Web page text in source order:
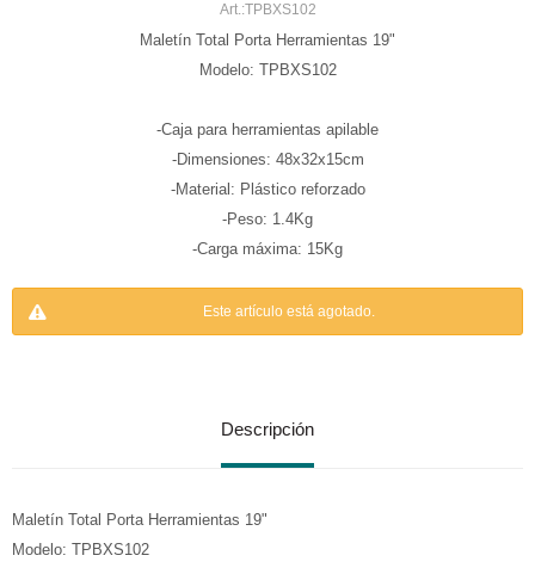
TPBXS102
Maletín Total Porta Herramientas 19"
Modelo: TPBXS102
-Caja para herramientas apilable
-Dimensiones: 48x32x15cm
-Material: Plástico reforzado
-Peso: 1.4Kg
-Carga máxima: 15Kg
Este artículo está agotado.
Descripción
Maletín Total Porta Herramientas 19"
Modelo: TPBXS102